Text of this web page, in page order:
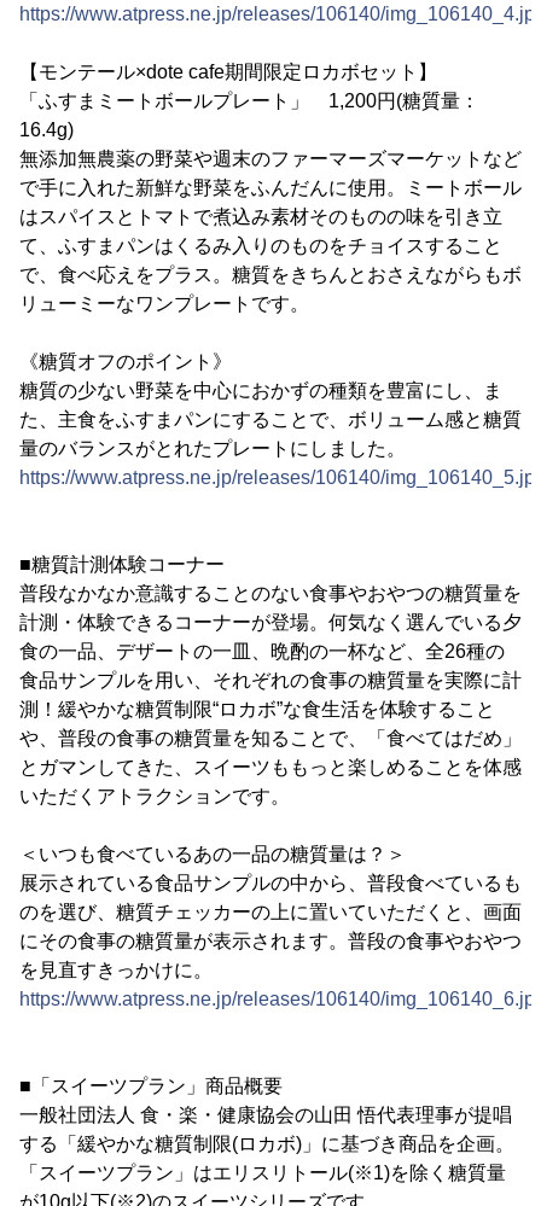
https://www.atpress.ne.jp/releases/106140/
【モンテール×dote cafe期間限定ロカボセット】
「ふすまミートボールプレート」 1,200円(糖質量：
16.4g)
無添加無農薬の野菜や週末のファーマーズマーケットなど
で手に入れた新鮮な野菜をふんだんに使用。ミートボール
はスパイスとトマトで煮込み素材そのものの味を引き立
て、ふすまパンはくるみ入りのものをチョイスすること
で、食べ応えをプラス。糖質をきちんとおさえながらもボ
リューミーなワンプレートです。
《糖質オフのポイント》
糖質の少ない野菜を中心におかずの種類を豊富にし、ま
た、主食をふすまパンにすることで、ボリューム感と糖質
量のバランスがとれたプレートにしました。
https://www.atpress.ne.jp/releases/106140/
■糖質計測体験コーナー
普段なかなか意識することのない食事やおやつの糖質量を
計測・体験できるコーナーが登場。何気なく選んでいる夕
食の一品、デザートの一皿、晩酌の一杯など、全26種の
食品サンプルを用い、それぞれの食事の糖質量を実際に計
測！緩やかな糖質制限“ロカボ”な食生活を体験すること
や、普段の食事の糖質量を知ることで、「食べてはだめ」
とガマンしてきた、スイーツももっと楽しめることを体感
いただくアトラクションです。
＜いつも食べているあの一品の糖質量は？＞
展示されている食品サンプルの中から、普段食べているも
のを選び、糖質チェッカーの上に置いていただくと、画面
にその食事の糖質量が表示されます。普段の食事やおやつ
を見直すきっかけに。
https://www.atpress.ne.jp/releases/106140/
■「スイーツプラン」商品概要
一般社団法人 食・楽・健康協会の山田 悟代表理事が提唱
する「緩やかな糖質制限(ロカボ)」に基づき商品を企画。
「スイーツプラン」はエリスリトール(※1)を除く糖質量
が10g以下(※2)のスイーツシリーズです。